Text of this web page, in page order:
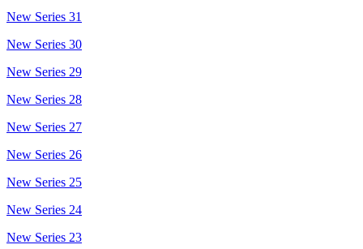
New Series 31
New Series 30
New Series 29
New Series 28
New Series 27
New Series 26
New Series 25
New Series 24
New Series 23